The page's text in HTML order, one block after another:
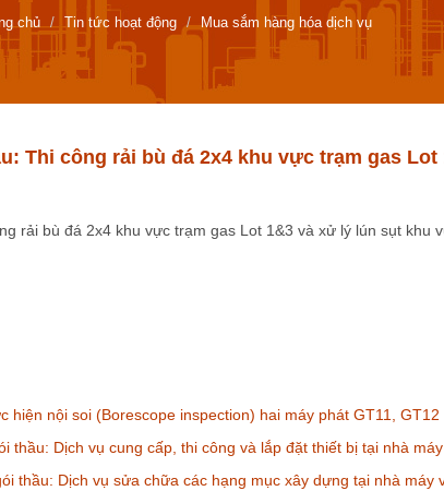
chủ Tin tức hoạt động Mua sắm hàng hóa dịch vụ
Thi công rải bù đá 2x4 khu vực trạm gas Lot
rải bù đá 2x4 khu vực trạm gas Lot 1&3 và xử lý lún sụt
hiện nội soi (Borescope inspection) hai máy phát GT11,
thầu: Dịch vụ cung cấp, thi công và lắp đặt thiết bị tại nhà
thầu: Dịch vụ sửa chữa các hạng mục xây dựng tại nhà máy